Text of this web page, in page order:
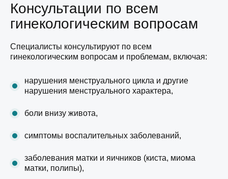
Консультации по всем
гинекологическим вопросам
Специалисты консультируют по всем
гинекологическим вопросам и проблемам, включая:
нарушения менструального цикла и другие
нарушения менструального характера,
боли внизу живота,
симптомы воспалительных заболеваний,
заболевания матки и яичников (киста, миома
матки, полипы),